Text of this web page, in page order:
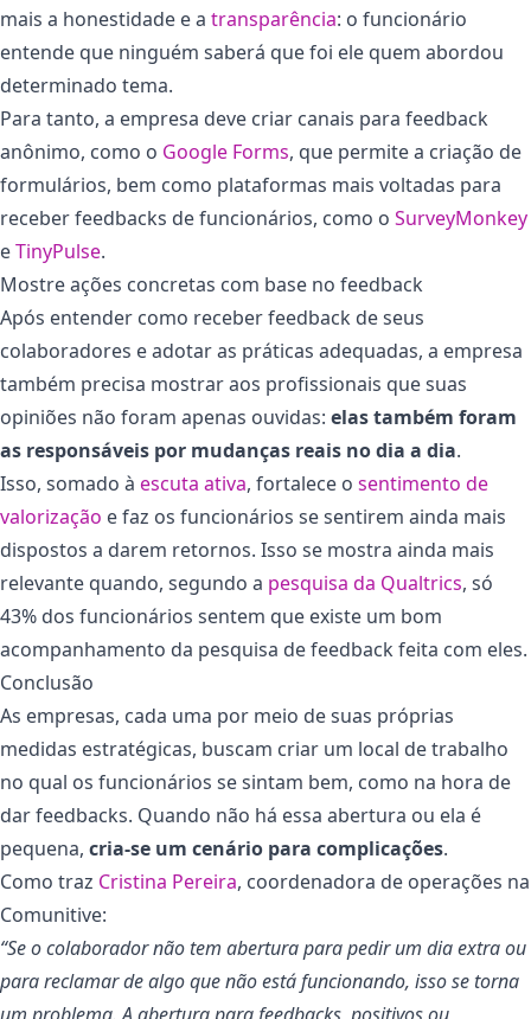
mais a honestidade e a transparência: o funcionário
entende que ninguém saberá que foi ele quem abordou
determinado tema.
Para tanto, a empresa deve criar canais para feedback
anônimo, como o Google Forms, que permite a criação de
formulários, bem como plataformas mais voltadas para
receber feedbacks de funcionários, como o SurveyMonkey
eTinyPulse.
Mostre ações concretas com base no feedback
Após entender como receber feedback de seus
colaboradores e adotar as práticas adequadas, a empresa
também precisa mostrar aos profissionais que suas
opiniões não foram apenas ouvidas: elas também foram
as responsáveis por mudanças reais no dia a dia.
Isso, somado à escuta ativa, fortalece o sentimento de
valorização e faz os funcionários se sentirem ainda mais
dispostos a darem retornos. Isso se mostra ainda mais
relevante quando, segundo a pesquisa da Qualtrics, só
43% dos funcionários sentem que existe um bom
acompanhamento da pesquisa de feedback feita com eles.
Conclusão
As empresas, cada uma por meio de suas próprias
medidas estratégicas, buscam criar um local de trabalho
no qual os funcionários se sintam bem, como na hora de
dar feedbacks. Quando não há essa abertura ou ela é
pequena, cria-se um cenário para complicações.
Como traz Cristina Pereira, coordenadora de operações na
Comunitive:
“Se o colaborador não tem abertura para pedir um dia extra ou
para reclamar de algo que não está funcionando, isso se torna